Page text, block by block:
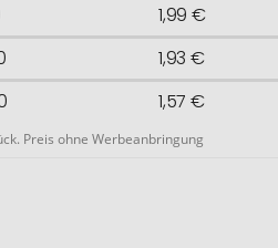
1,99 €
1,93 €
1,57 €
Preis ohne Werbeanbringung